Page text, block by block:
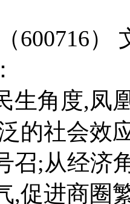
600716）
生角度,凤
的社会效
召;从经济
,促进商圈